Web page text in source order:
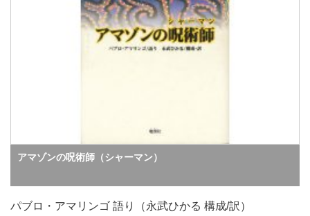
アマゾンの呪術師（シャーマン）
パブロ・アマリンゴ 語り（永武ひかる 構成/訳）